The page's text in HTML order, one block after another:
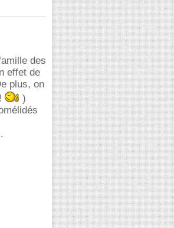
des
effet de
plus, on
)